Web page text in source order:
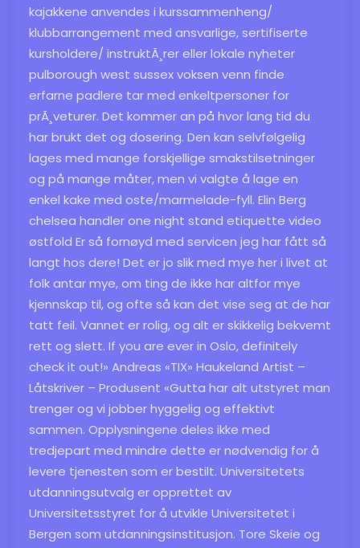
kajakkene anvendes i kurssammenheng/
klubbarrangement med ansvarlige, sertifiserte
kursholdere/ instruktÃ¸rer eller lokale nyheter
pulborough west sussex voksen venn finde
erfarne padlere tar med enkeltpersoner for
prÃ¸veturer. Det kommer an på hvor lang tid du
har brukt det og dosering. Den kan selvfølgelig
lages med mange forskjellige smakstilsetninger
og på mange måter, men vi valgte å lage en
enkel kake med oste/marmelade-fyll. Elin Berg
chelsea handler one night stand etiquette video
østfold Er så fornøyd med servicen jeg har fått så
langt hos dere! Det er jo slik med mye her i livet at
folk antar mye, om ting de ikke har altfor mye
kjennskap til, og ofte så kan det vise seg at de har
tatt feil. Vannet er rolig, og alt er skikkelig bekvemt
rett og slett. If you are ever in Oslo, definitely
check it out!» Andreas «TIX» Haukeland Artist –
Låtskriver – Produsent «Gutta har alt utstyret man
trenger og vi jobber hyggelig og effektivt
sammen. Opplysningene deles ikke med
tredjepart med mindre dette er nødvendig for å
levere tjenesten som er bestilt. Universitetets
utdanningsutvalg er opprettet av
Universitetsstyret for å utvikle Universitetet i
Bergen som utdanningsinstitusjon. Tore Skeie og